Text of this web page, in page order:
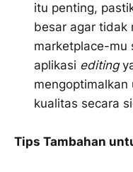
itu penting,
besar agar tidak
marketplace-mu
aplikasi editing
mengoptimalkan
kualitas secara
Tips Tambahan